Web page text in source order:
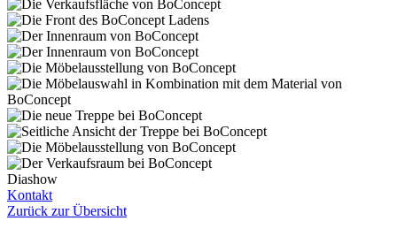
Diashow
Kontakt
Zurück zur Übersicht